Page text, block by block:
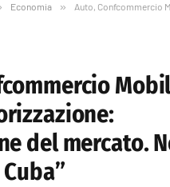
Economia » Auto, Confcommercio Mobilità-Federmotorizzazione:
del mercato.